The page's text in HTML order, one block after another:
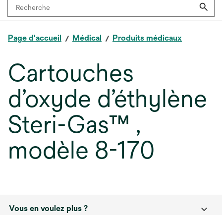
Page d'accueil Médical Produits médicaux
Cartouches
d’oxyde d’éthylène
Steri-Gas™ ,
modèle 8-170
Vous en voulez plus ?